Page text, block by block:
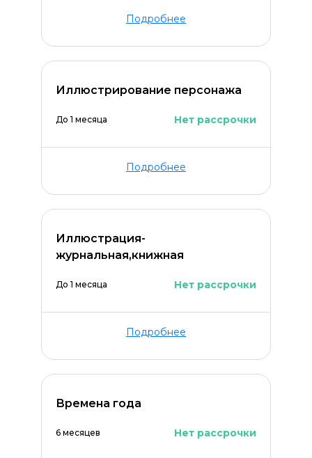
Подробнее
Иллюстрирование персонажа
До 1 месяца Нет рассрочки
Подробнее
Иллюстрация-
журнальная,книжная
До 1 месяца Нет рассрочки
Подробнее
Времена года
6 месяцев Нет рассрочки